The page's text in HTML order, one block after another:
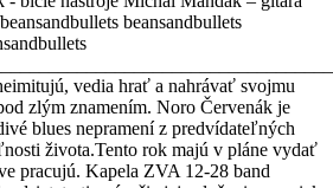
beansandbullets
vedia hrať a nahrávať svojmu
zlým znamením. Noro Červenák je
blues nepramení z predvídateľných
života.Tento rok majú v pláne vydať
pracujú. Kapela ZVA 12-28 band